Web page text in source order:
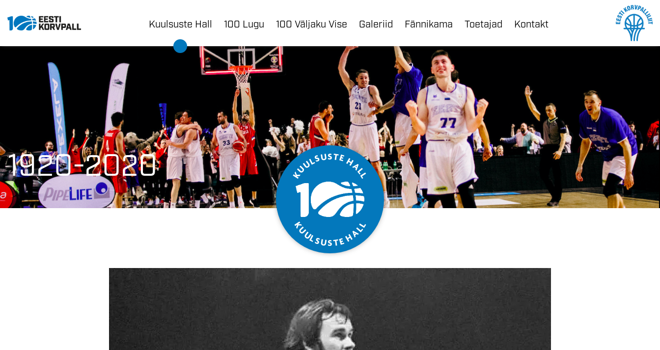
Kuulsuste Hall 100 Lugu 100 Väljaku Vise Galeriid Fännikama Toetajad Kontakt
K
UULSUSTEHAL
L
K
UULSUSTEHAL
L
1920-2020
1920-2020